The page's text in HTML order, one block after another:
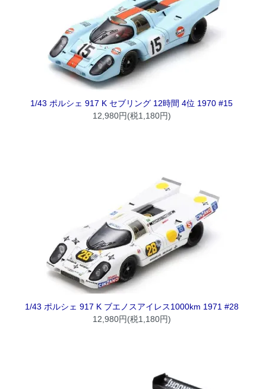
1/43 ポルシェ 917 K セブリング 12時間 4位 1970 #15
12,980円(税1,180円)
1/43 ポルシェ 917 K ブエノスアイレス1000km 1971 #28
12,980円(税1,180円)